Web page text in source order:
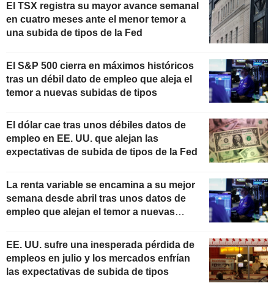
El TSX registra su mayor avance semanal
en cuatro meses ante el menor temor a
una subida de tipos de la Fed
El S&P 500 cierra en máximos históricos
tras un débil dato de empleo que aleja el
temor a nuevas subidas de tipos
El dólar cae tras unos débiles datos de
empleo en EE. UU. que alejan las
expectativas de subida de tipos de la Fed
La renta variable se encamina a su mejor
semana desde abril tras unos datos de
empleo que alejan el temor a nuevas
EE. UU. sufre una inesperada pérdida de
empleos en julio y los mercados enfrían
las expectativas de subida de tipos